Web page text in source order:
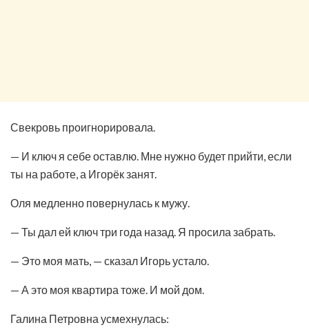
Свекровь проигнорировала.
— И ключ я себе оставлю. Мне нужно будет прийти, если
ты на работе, а Игорёк занят.
Оля медленно повернулась к мужу.
— Ты дал ей ключ три года назад. Я просила забрать.
— Это моя мать, — сказал Игорь устало.
— А это моя квартира тоже. И мой дом.
Галина Петровна усмехнулась: